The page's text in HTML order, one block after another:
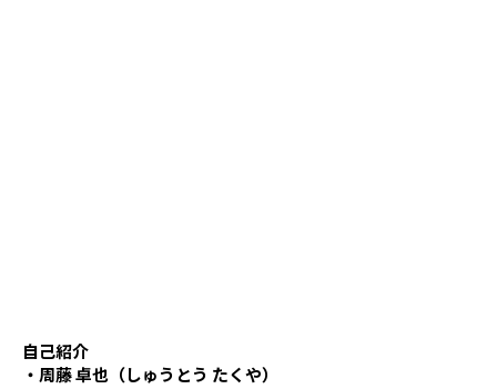
自己紹介
・周藤 卓也（しゅうとう たくや）